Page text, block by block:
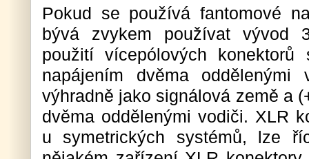
Pokud se používá fantomové
bývá zvykem používat vývod
použití vícepólových konektorů
napájením dvěma
výhradně jako signálová země a
dvěma oddělenými vodiči. XLR
u symetrických systémů, lze